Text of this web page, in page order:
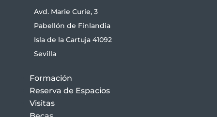
Avd. Marie Curie, 3
Pabellón de Finlandia
Isla de la Cartuja 41092
Sevilla
Formación
Reserva de Espacios
Visitas